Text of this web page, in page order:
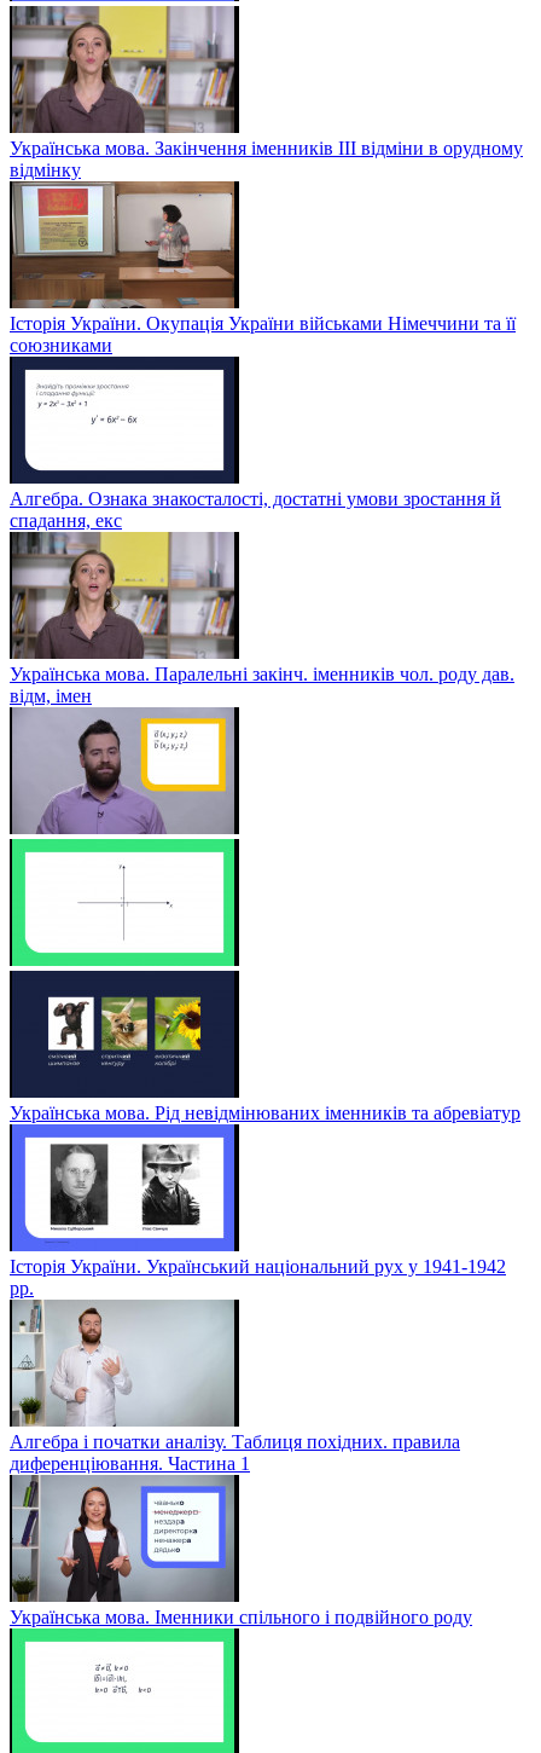
Українська мова. Закінчення іменників ІІІ відміни в орудному
відмінку
Історія України. Окупація України військами Німеччини та її
союзниками
Алгебра. Ознака знакосталості, достатні умови зростання й
спадання, екс
Українська мова. Паралельні закінч. іменників чол. роду дав.
відм, імен
Українська мова. Рід невідмінюваних іменників та абревіатур
Історія України. Український національний рух у 1941-1942
рр.
Алгебра і початки аналізу. Таблиця похідних. правила
диференціювання. Частина 1
Українська мова. Іменники спільного і подвійного роду